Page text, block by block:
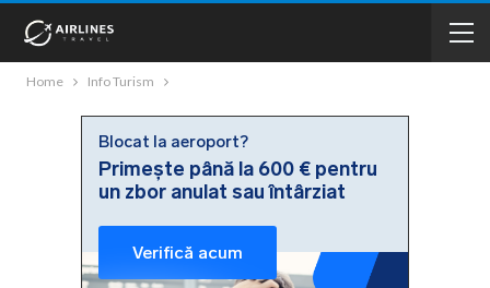
Home Info Turism